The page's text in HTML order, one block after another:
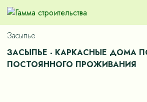
Засыпье
ЗАСЫПЬЕ - КАРКАСНЫЕ ДОМА
ПОСТОЯННОГО ПРОЖИВАНИЯ